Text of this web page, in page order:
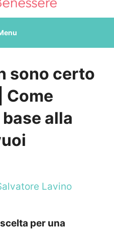
sono certo
Come
alla
Lavino
scelta per una